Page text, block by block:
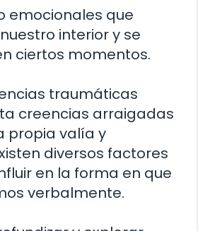
emocionales que
interior y se
ciertos momentos.
traumáticas
creencias arraigadas
propia valía y
diversos factores
en la forma en que
verbalmente.